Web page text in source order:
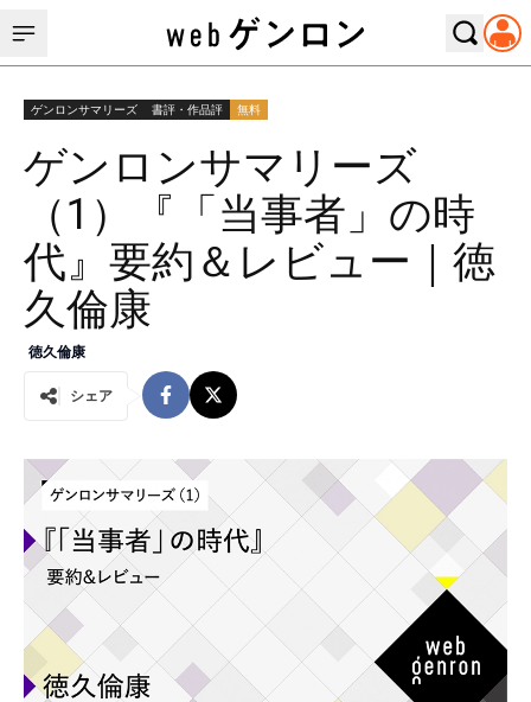
ゲンロンサマリーズ 書評・作品評 無料
ゲンロンサマリーズ
（1）『「当事者」の時
代』要約＆レビュー｜徳
久倫康
徳久倫康
シェア